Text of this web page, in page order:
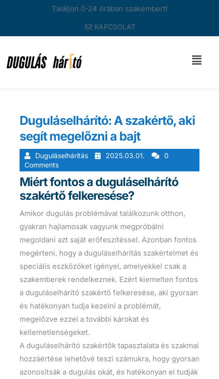
Találjon 0-24 órában szakembert!
KAPCSOLAT
Duguláselhárító: A szakértő, aki
segít megelőzni a bajt
Duguláselhárítás 2025.03.01.
0
Comments
Miért fontos a duguláselhárító
szakértő felkeresése?
Amikor dugulás problémával találkozunk otthon,
gyakran hajlamosak vagyunk megpróbálni
megoldani azt saját erőfeszítéssel. Azonban fontos
megérteni, hogy a duguláselhárítás szakértelmet és
speciális eszközöket igényel, amelyekkel csak a
szakemberek rendelkeznek. Ezért kiemelten fontos
a duguláselhárító szakértő felkeresése, aki gyorsan
és hatékonyan tudja kezelni a problémát,
megelőzve ezzel a további károkat és
kellemetlenségeket.
A duguláselhárító szakértők tapasztalata és szakmai
hozzáértése lehetővé teszi számukra, hogy gyorsan
azonosítsák a dugulás okát, és hatékonyan el tudják